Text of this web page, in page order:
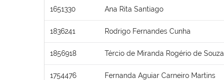
1651330 Ana Rita Santiago
1836241 Rodrigo Fernandes Cunha
1856918 Tércio de Miranda Rogério de Souza
1754476 Fernanda Aguiar Carneiro Martins